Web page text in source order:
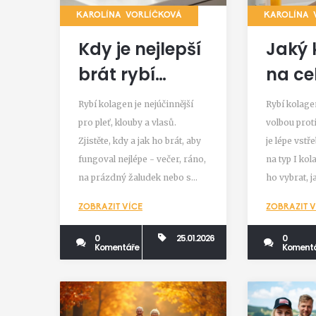
KAROLÍNA VORLÍČKOVÁ
Kdy je nejlepší
brát rybí
kolagen?
Optimalizace
času a dávky
pro nejlepší
výsledky
Rybí kolagen je nejúčinnější
pro pleť, klouby a vlasů.
Zjistěte, kdy a jak ho brát, aby
fungoval nejlépe - večer, ráno,
na prázdný žaludek nebo s
vědeckých studií.
ZOBRAZIT VÍCE
0
Komentáře
25.01.2026
KAROLÍNA
Jaký
na
a co
Rybí
volbou
je lépe
na typ I
ho vybrat,
výsledky.
ZOBRAZIT
0